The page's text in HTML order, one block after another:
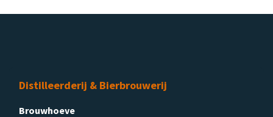
Distilleerderij & Bierbrouwerij
Brouwhoeve